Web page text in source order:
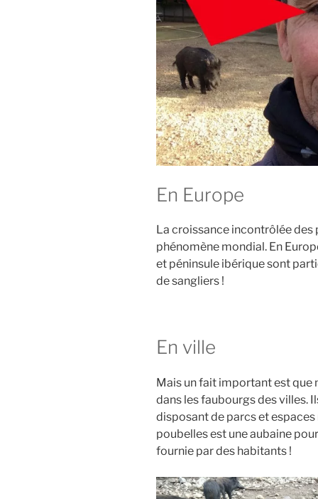
En Europe
La croissance incontrôlée
phénomène mondial. En
et péninsule ibérique sont
de sangliers !
En ville
Mais un fait important est que
dans les faubourgs des villes.
disposant de parcs et
poubelles est une aubaine
fournie par des habitants !